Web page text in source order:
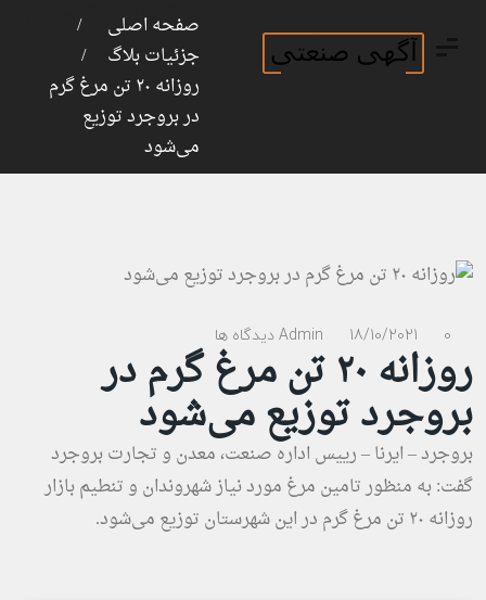
ورود
صفحه اصلی
جزئیات بلاگ
روزانه ۲۰ تن مرغ گرم
در بروجرد توزیع
می‌شود
Admin 18/10/2021 0 دیدگاه ها
روزانه ۲۰ تن مرغ گرم در
بروجرد توزیع می‌شود
بروجرد – ایرنا – رییس اداره صنعت، معدن و تجارت بروجرد
گفت: به منظور تامین مرغ مورد نیاز شهروندان و تنطیم بازار
روزانه ۲۰ تن مرغ گرم در این شهرستان توزیع می‌شود.